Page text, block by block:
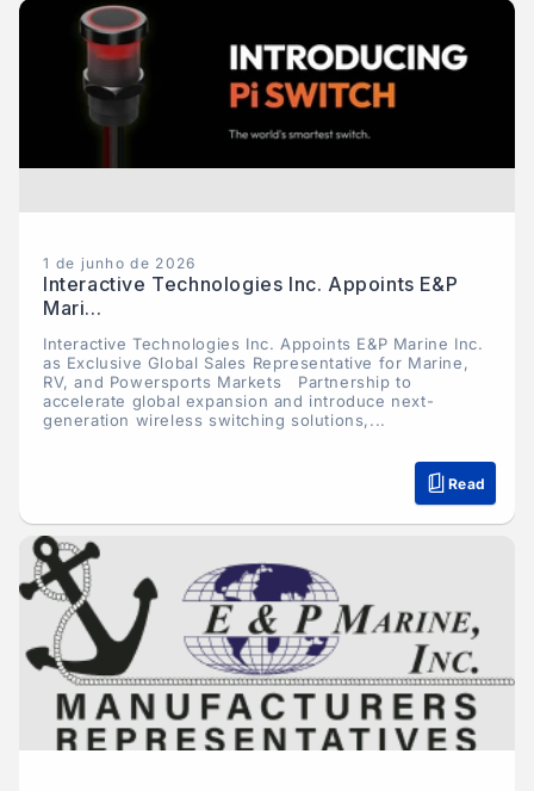
1 de junho de 2026
Interactive Technologies Inc. Appoints E&P
Mari...
Interactive Technologies Inc. Appoints E&P Marine Inc.
as Exclusive Global Sales Representative for Marine,
RV, and Powersports Markets Partnership to
accelerate global expansion and introduce next-
generation wireless switching solutions,...
Read